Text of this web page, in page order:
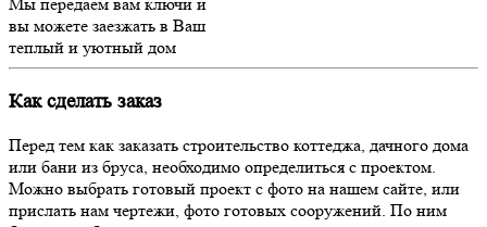
Мы передаем вам ключи и
вы можете заезжать в Ваш
теплый и уютный дом
Как сделать заказ
Перед тем как заказать строительство коттеджа, дачного дома
или бани из бруса, необходимо определиться с проектом.
Можно выбрать готовый проект с фото на нашем сайте, или
прислать нам чертежи, фото готовых сооружений. По ним